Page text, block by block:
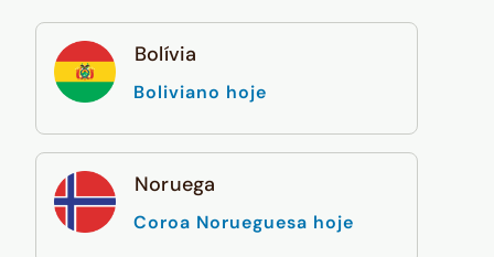
Bolívia
Boliviano hoje
Noruega
Coroa Norueguesa hoje